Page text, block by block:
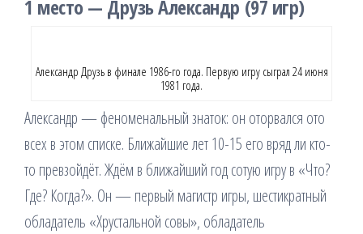
1 место — Друзь Александр (97 игр)
Александр Друзь в финале 1986-го года. Первую игру сыграл 24 июня
1981 года.
Александр — феноменальный знаток: он оторвался ото
всех в этом списке. Ближайшие лет 10-15 его вряд ли кто-
то превзойдёт. Ждём в ближайший год сотую игру в «Что?
Где? Когда?». Он — первый магистр игры, шестикратный
обладатель «Хрустальной совы», обладатель